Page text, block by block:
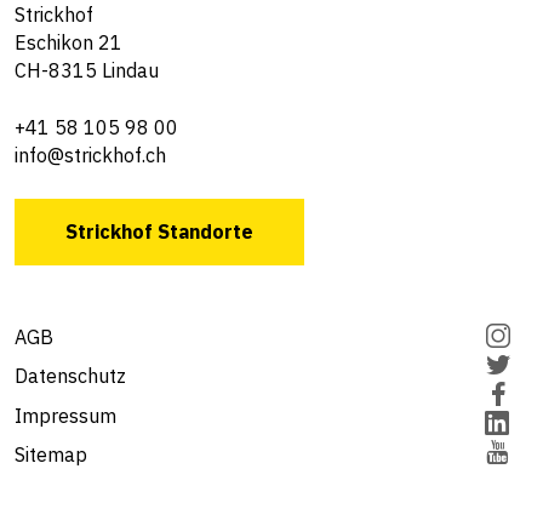
Strickhof
Eschikon 21
CH-8315 Lindau
+41 58 105 98 00
info@strickhof.ch
Strickhof Standorte
AGB
Datenschutz
Impressum
Sitemap